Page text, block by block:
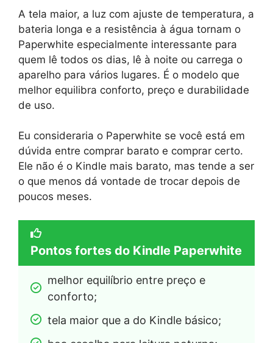
A tela maior, a luz com ajuste de temperatura, a
bateria longa e a resistência à água tornam o
Paperwhite especialmente interessante para
quem lê todos os dias, lê à noite ou carrega o
aparelho para vários lugares. É o modelo que
melhor equilibra conforto, preço e durabilidade
de uso.
Eu consideraria o Paperwhite se você está em
dúvida entre comprar barato e comprar certo.
Ele não é o Kindle mais barato, mas tende a ser
o que menos dá vontade de trocar depois de
poucos meses.
Pontos fortes do Kindle Paperwhite
melhor equilíbrio entre preço e
conforto;
tela maior que a do Kindle básico;